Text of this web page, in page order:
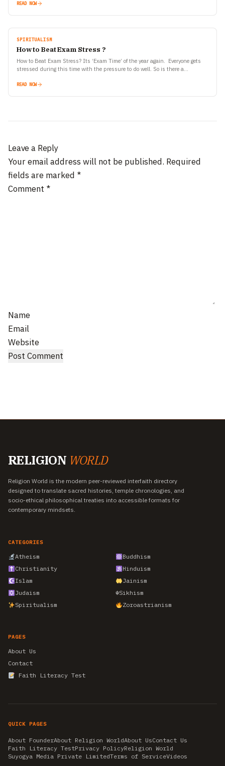
READ NOW
SPIRITUALISM
How to Beat Exam Stress ?
How to Beat Exam Stress? Its ‘Exam Time’ of the year again. Everyone gets
stressed during this time with the pressure to do well. So is there a…
READ NOW
Leave a Reply
Your email address will not be published. Required
fields are marked *
Comment *
Name
Email
Website
RELIGION WORLD
Religion World is the modern peer-reviewed interfaith directory
designed to translate sacred histories, temple chronologies, and
socio-ethical philosophical treaties into accessible formats for
contemporary mindsets.
CATEGORIES
Atheism
Buddhism
Christianity
Hinduism
Islam
Jainism
Judaism
☬Sikhism
Spiritualism
Zoroastrianism
PAGES
About Us
Contact
Faith Literacy Test
QUICK PAGES
About FounderAbout Religion WorldAbout UsContact Us
Faith Literacy TestPrivacy PolicyReligion World
Suyogya Media Private LimitedTerms of ServiceVideos